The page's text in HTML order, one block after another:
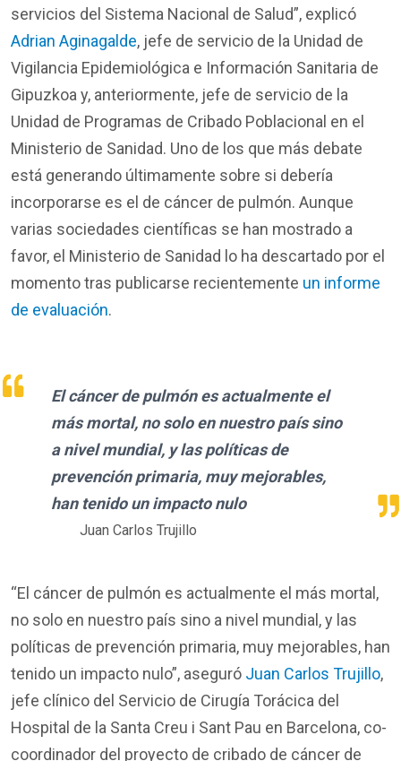
servicios del Sistema Nacional de Salud”, explicó
Adrian Aginagalde, jefe de servicio de la Unidad de
Vigilancia Epidemiológica e Información Sanitaria de
Gipuzkoa y, anteriormente, jefe de servicio de la
Unidad de Programas de Cribado Poblacional en el
Ministerio de Sanidad. Uno de los que más debate
está generando últimamente sobre si debería
incorporarse es el de cáncer de pulmón. Aunque
varias sociedades científicas se han mostrado a
favor, el Ministerio de Sanidad lo ha descartado por el
momento tras publicarse recientemente un informe
de evaluación.
El cáncer de pulmón es actualmente el
más mortal, no solo en nuestro país sino
a nivel mundial, y las políticas de
prevención primaria, muy mejorables,
han tenido un impacto nulo
Juan Carlos Trujillo
“El cáncer de pulmón es actualmente el más mortal,
no solo en nuestro país sino a nivel mundial, y las
políticas de prevención primaria, muy mejorables, han
tenido un impacto nulo”, aseguró Juan Carlos Trujillo,
jefe clínico del Servicio de Cirugía Torácica del
Hospital de la Santa Creu i Sant Pau en Barcelona, co-
coordinador del proyecto de cribado de cáncer de